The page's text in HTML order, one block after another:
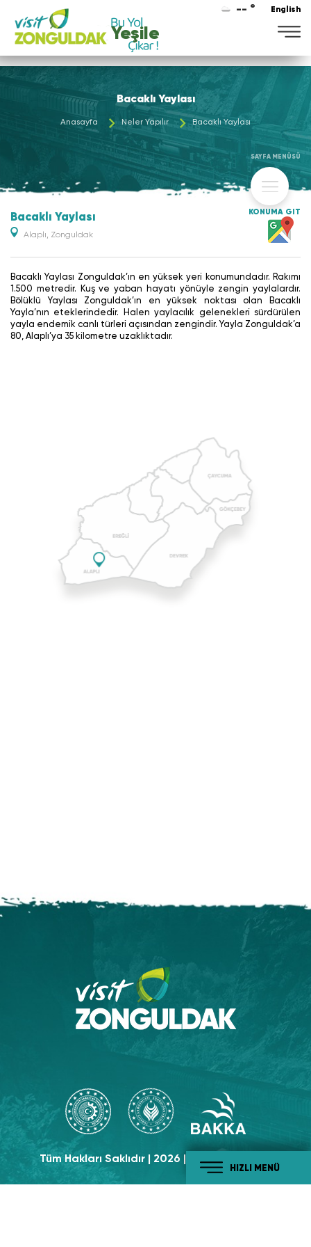
-- ° English
Yeşile
HIZLI MENÜ
Bacaklı Yaylası
Anasayfa Neler Yapılır Bacaklı Yaylası
SAYFA MENÜSÜ
Bacaklı Yaylası
Alaplı, Zonguldak
KONUMA GİT
Bacaklı Yaylası Zonguldak’ın en yüksek yeri konumundadır. Rakımı
1.500 metredir. Kuş ve yaban hayatı yönüyle zengin yaylalardır.
Bölüklü Yaylası Zonguldak’ın en yüksek noktası olan Bacaklı
Yayla’nın eteklerindedir. Halen yaylacılık gelenekleri sürdürülen
yayla endemik canlı türleri açısından zengindir. Yayla Zonguldak’a
80, Alaplı’ya 35 kilometre uzaklıktadır.
Tüm Hakları Saklıdır | 2026 | Visit Zonguldak